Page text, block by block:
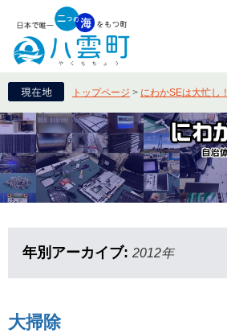
トップページ > にわかSEは大忙し！
年別アーカイブ: 2012年
大掃除